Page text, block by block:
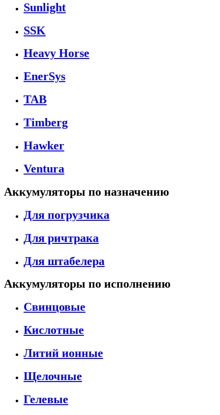
Sunlight
SSK
Heavy Horse
EnerSys
TAB
Timberg
Hawker
Ventura
Аккумуляторы по назначению
Для погрузчика
Для ричтрака
Для штабелера
Аккумуляторы по исполнению
Свинцовые
Кислотные
Литий ионные
Щелочные
Гелевые